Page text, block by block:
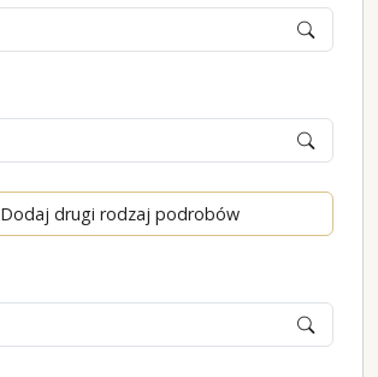
Dodaj drugi rodzaj podrobów